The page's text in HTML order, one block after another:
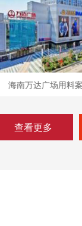
达广场用料案列
查看更多